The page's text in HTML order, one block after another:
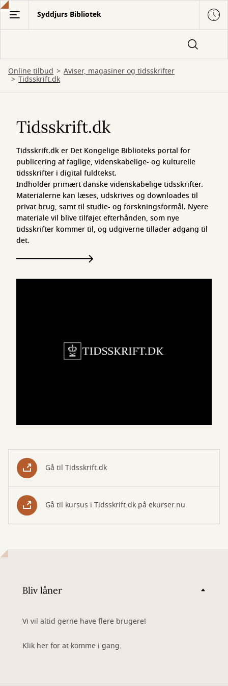
Gå
hovedindhold
Syddjurs Bibliotek
Online tilbud Aviser, magasiner og tidsskrifter
Tidsskrift.dk
Tidsskrift.dk
Tidsskrift.dk er Det Kongelige Biblioteks portal for
publicering af faglige, videnskabelige- og kulturelle
tidsskrifter i digital fuldtekst.
Indholder primært danske videnskabelige tidsskrifter.
Materialerne kan læses, udskrives og downloades til
privat brug, samt til studie- og forskningsformål. Nyere
materiale vil blive tilføjet efterhånden, som nye
tidsskrifter kommer til, og udgiverne tillader adgang til
det.
Gå til Tidsskrift.dk
Gå til kursus i Tidsskrift.dk på ekurser.nu
Bliv låner
Vi vil altid gerne have flere brugere!
Klik her for at komme i gang.